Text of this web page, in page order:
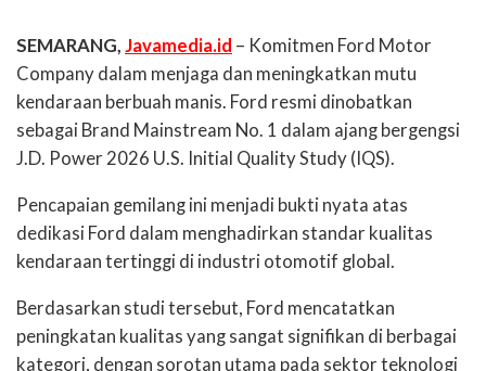
SEMARANG, Javamedia.id – Komitmen Ford Motor
Company dalam menjaga dan meningkatkan mutu
kendaraan berbuah manis. Ford resmi dinobatkan
sebagai Brand Mainstream No. 1 dalam ajang bergengsi
J.D. Power 2026 U.S. Initial Quality Study (IQS).
Pencapaian gemilang ini menjadi bukti nyata atas
dedikasi Ford dalam menghadirkan standar kualitas
kendaraan tertinggi di industri otomotif global.
Berdasarkan studi tersebut, Ford mencatatkan
peningkatan kualitas yang sangat signifikan di berbagai
kategori, dengan sorotan utama pada sektor teknologi